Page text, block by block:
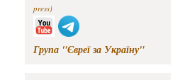
press)
Група "Євреї за Україну"